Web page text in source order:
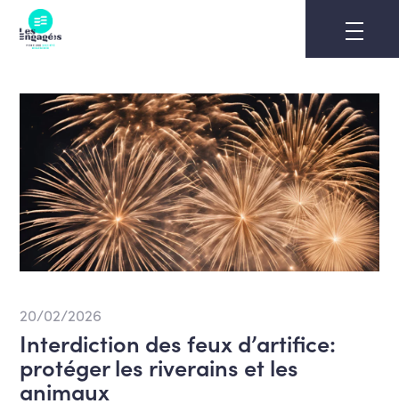
content
20/02/2026
Interdiction des feux d’artifice:
protéger les riverains et les
animaux